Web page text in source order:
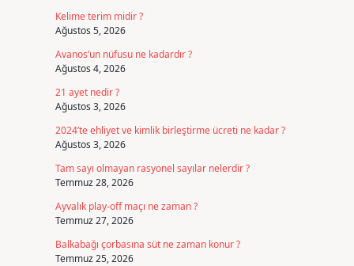
Kelime terim midir ?
Ağustos 5, 2026
Avanos’un nüfusu ne kadardır ?
Ağustos 4, 2026
21 ayet nedir ?
Ağustos 3, 2026
2024’te ehliyet ve kimlik birleştirme ücreti ne kadar ?
Ağustos 3, 2026
Tam sayı olmayan rasyonel sayılar nelerdir ?
Temmuz 28, 2026
Ayvalık play-off maçı ne zaman ?
Temmuz 27, 2026
Balkabağı çorbasına süt ne zaman konur ?
Temmuz 25, 2026